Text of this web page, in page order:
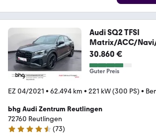
Audi SQ2 TFSI
Matrix/ACC/
u *Matrix
30.860 €
Guter Preis
EZ 04/2021 • 62.494 km • 221 kW (300 PS) •
bhg Audi Zentrum Reutlingen
72760 Reutlingen
4.3 Sterne
(73)